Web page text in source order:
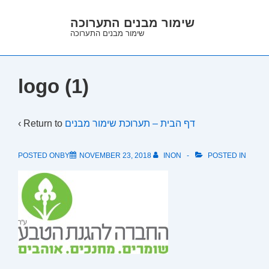
Main
שימור מבנים התערוכה
שימור מבנים התערוכה
logo (1)
‹ Return to דף הבית – תערוכת שימור מבנים
POSTED ONBY NOVEMBER 23, 2018 INON POSTED IN